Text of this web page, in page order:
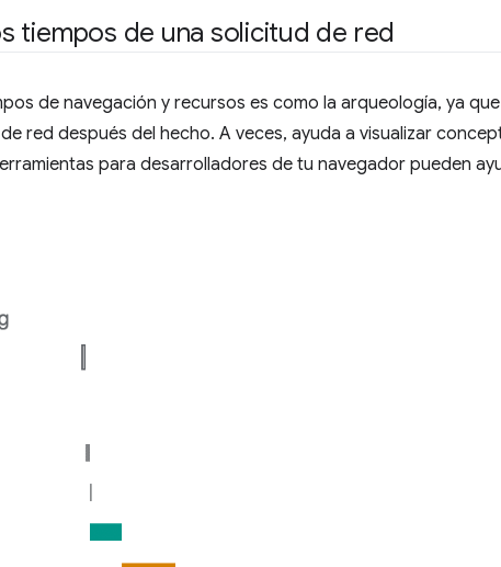
tiempos de una solicitud de red
de navegación y recursos es como la arqueología, ya
red después del hecho. A veces, ayuda a visualizar
para desarrolladores de tu navegador pueden